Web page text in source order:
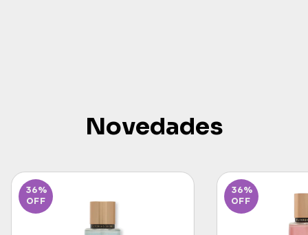
Novedades
36%
OFF
36%
OFF